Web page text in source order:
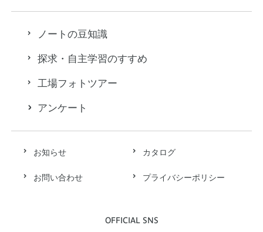
お知らせ カタログ
お問い合わせ プライバシーポリシー
OFFICIAL SNS
ノートの豆知識
探求・自主学習のすすめ
工場フォトツアー
アンケート